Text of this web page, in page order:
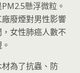
懸浮微粒。
廢煙對男性影響
女性肺癌人數不
為了抗蟲、防